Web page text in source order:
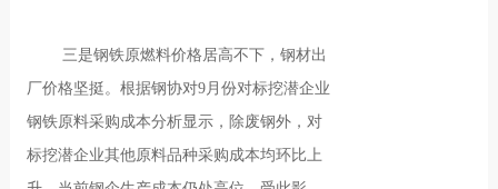
三是钢铁原燃料价格居高不下，钢材出
厂价格坚挺。根据钢协对9月份对标挖潜企业
钢铁原料采购成本分析显示，除废钢外，对
标挖潜企业其他原料品种采购成本均环比上